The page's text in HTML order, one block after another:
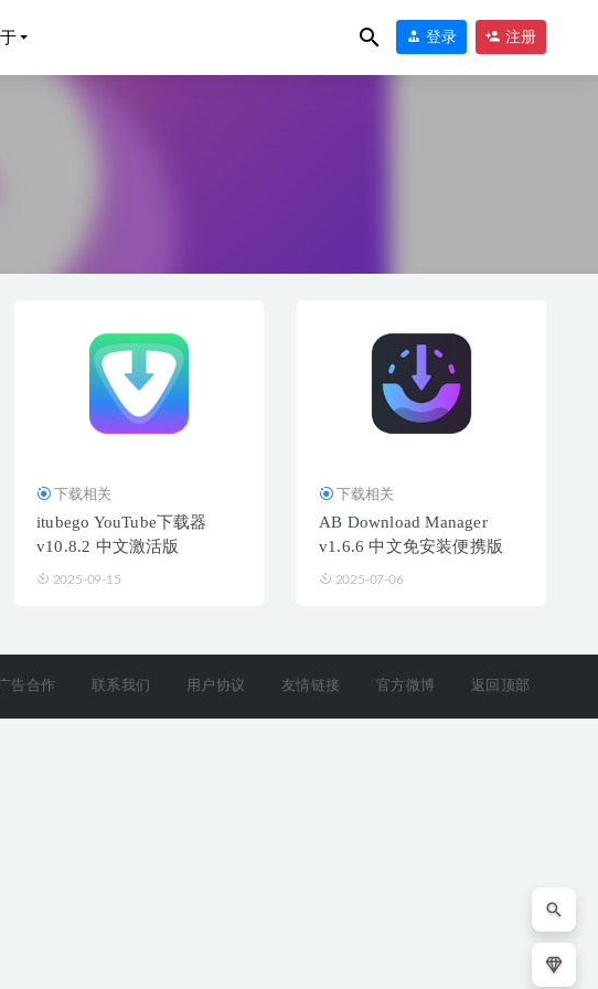
登录 注册
下载相关
itubego YouTube下载器
v10.8.2 中文激活版
2025-09-15
下载相关
AB Download Manager
v1.6.6 中文免安装便携版
2025-07-06
告合作 联系我们 用户协议 友情链接 官方微博 返回顶部
件